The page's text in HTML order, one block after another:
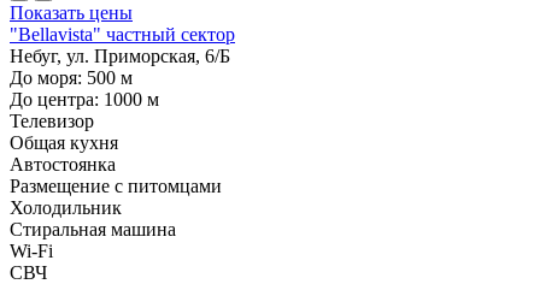
Показать цены
"Bellavista" частный сектор
Небуг, ул. Приморская, 6/Б
До моря: 500 м
До центра: 1000 м
Телевизор
Общая кухня
Автостоянка
Размещение с питомцами
Холодильник
Стиральная машина
Wi-Fi
СВЧ